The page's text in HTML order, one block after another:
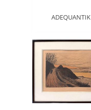
ADEQUANTIK